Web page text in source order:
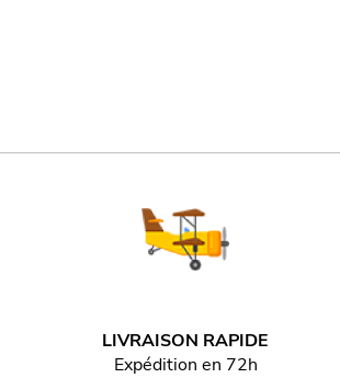
LIVRAISON RAPIDE
Expédition en 72h